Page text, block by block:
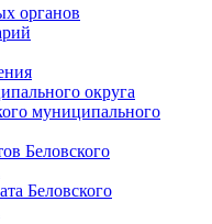
органов
округа
муниципального
Беловского
Беловского